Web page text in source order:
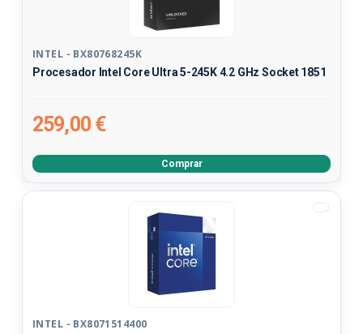
INTEL - BX80768245K
Procesador Intel Core Ultra 5-245K 4.2 GHz Socket 1851
259,00 €
Comprar
INTEL - BX8071514400